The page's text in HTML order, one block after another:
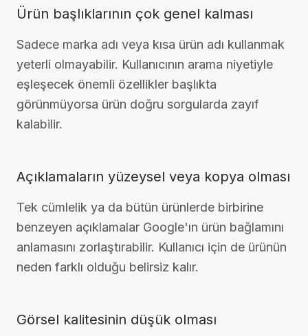
Ürün başlıklarının çok genel kalması
Sadece marka adı veya kısa ürün adı kullanmak
yeterli olmayabilir. Kullanıcının arama niyetiyle
eşleşecek önemli özellikler başlıkta
görünmüyorsa ürün doğru sorgularda zayıf
kalabilir.
Açıklamaların yüzeysel veya kopya olması
Tek cümlelik ya da bütün ürünlerde birbirine
benzeyen açıklamalar Google'ın ürün bağlamını
anlamasını zorlaştırabilir. Kullanıcı için de ürünün
neden farklı olduğu belirsiz kalır.
Görsel kalitesinin düşük olması